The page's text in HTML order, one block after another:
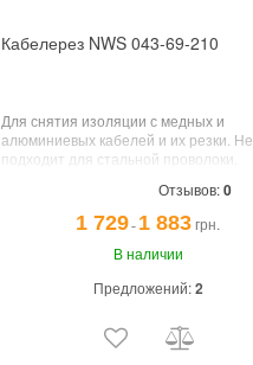
Кабелерез NWS 043-69-210
Для снятия изоляции с медных и
алюминиевых кабелей и их резки. Не
подходит для стальной проволоки,
Отзывов:0
1 729¯1 883грн.
В наличии
Предложений:2